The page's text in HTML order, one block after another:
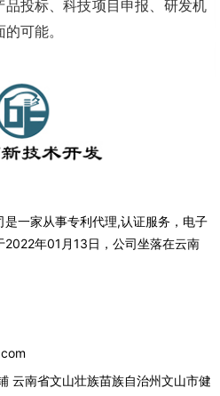
投标、科技项目申报、研发机
可能。
一家从事专利代理,认证服务，电子
年01月13日，公司坐落在云南
云南省文山壮族苗族自治州文山市健